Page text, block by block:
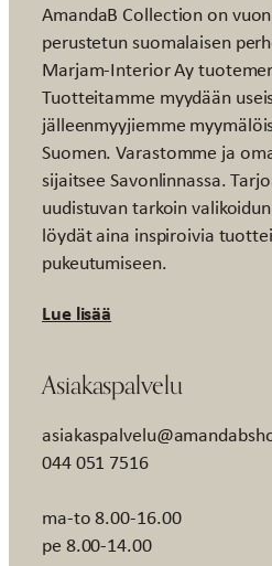
AmandaB Collection on
perustetun suomalaisen
Marjam-Interior Ay
Tuotteitamme myydään
jälleenmyyjiemme
Suomen. Varastomme ja
sijaitsee Savonlinnassa.
uudistuvan tarkoin
löydät aina inspiroivia
pukeutumiseen.
Lue lisää
Asiakaspalvelu
044 051 7516
ma-to 8.00-16.00
pe 8.00-14.00